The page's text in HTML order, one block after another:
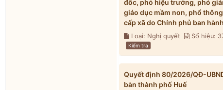
đốc, phó hiệu trưởng, phó
giáo dục mầm non, phổ
cấp xã do Chính phủ ban hành
Loại: Nghị quyết Số hiệu:
Kiểm tra
Quyết định 80/2026/QĐ-
bàn thành phố Huế